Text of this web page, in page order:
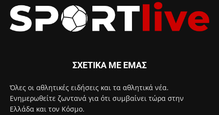
ΣΧΕΤΙΚΑ ΜΕ ΕΜΑΣ
Όλες οι αθλητικές ειδήσεις και τα αθλητικά νέα.
Ενημερωθείτε ζωντανά για ότι συμβαίνει τώρα στην
Ελλάδα και τον Κόσμο.